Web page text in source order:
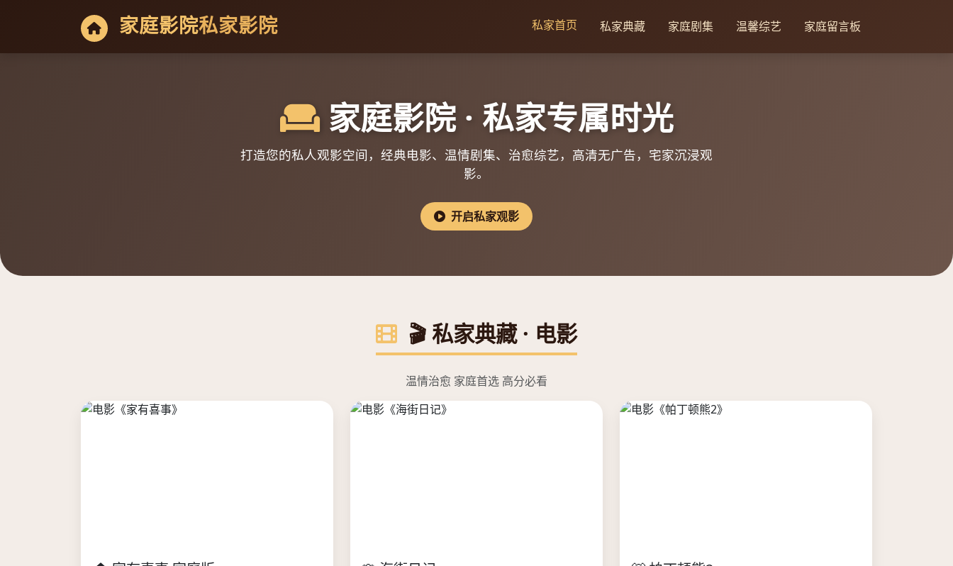
家庭影院私家影院 私家首页 私家典藏 家庭剧集 温馨综艺 家庭留言板
家庭影院 · 私家专属时光
打造您的私人观影空间，经典电影、温情剧集、治愈综艺，高清无广告，宅家沉浸观
影。
开启私家观影
🎬 私家典藏 · 电影
温情治愈 家庭首选 高分必看